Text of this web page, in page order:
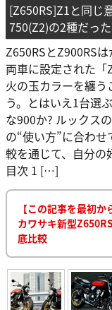
[Z650RS]Z1と同じ
750(Z2)の2種だっ
Z650RSとZ900RS
両車に設定された
火の玉カラーを纏う
う。とはいえ1台選
な900か? ルックス
の“使い方”に合わ
較を通じて、自分の
目次 1 […]
【この記事を最初か
カワサキ新型
底比較